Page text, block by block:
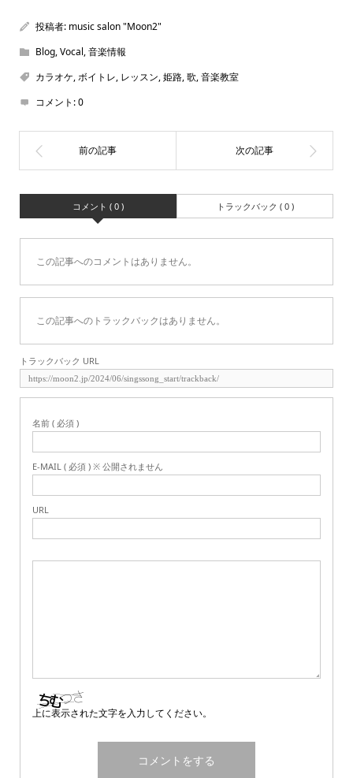
投稿者: music salon "Moon2"
Blog,Vocal,音楽情報
カラオケ,ボイトレ, レッスン,姫路,歌,音楽教室
コメント:0
コメント ( 0 ) トラックバック ( 0 )
この記事へのコメントはありません。
この記事へのトラックバックはありません。
トラックバック URL
名前 ( 必須 )
E-MAIL ( 必須 ) ※ 公開されません
URL
上に表示された文字を入力してください。